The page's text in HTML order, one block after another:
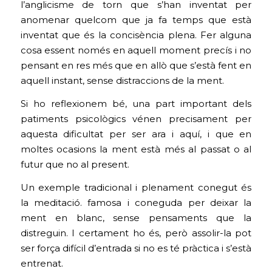
l’anglicisme de torn que s’han inventat per
anomenar quelcom que ja fa temps que està
inventat que és la concisència plena. Fer alguna
cosa essent només en aquell moment precís i no
pensant en res més que en allò que s’està fent en
aquell instant, sense distraccions de la ment.
Si ho reflexionem bé, una part important dels
patiments psicològics vénen precisament per
aquesta dificultat per ser ara i aquí, i que en
moltes ocasions la ment està més al passat o al
futur que no al present.
Un exemple tradicional i plenament conegut és
la meditació. famosa i coneguda per deixar la
ment en blanc, sense pensaments que la
distreguin. I certament ho és, però assolir-la pot
ser força difícil d’entrada si no es té pràctica i s’està
entrenat.